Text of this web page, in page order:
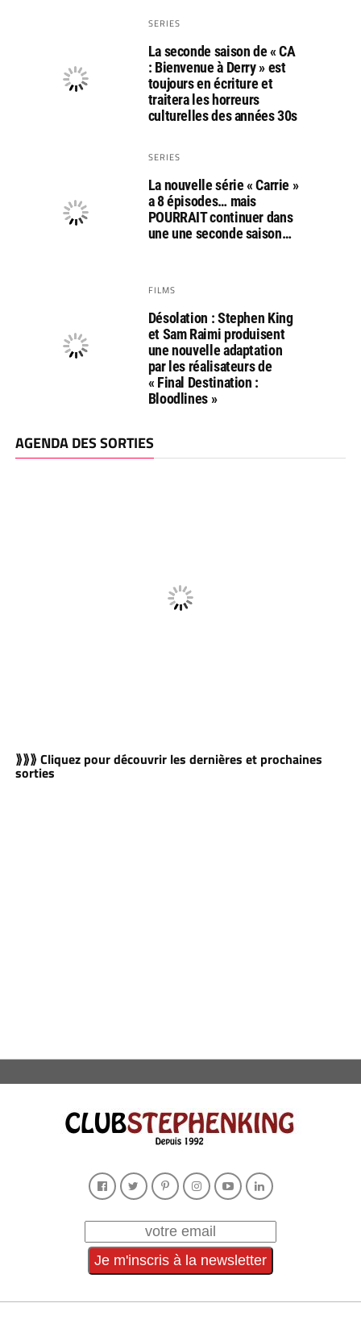
SERIES
La seconde saison de « CA
: Bienvenue à Derry » est
toujours en écriture et
traitera les horreurs
culturelles des années 30s
SERIES
La nouvelle série « Carrie »
a 8 épisodes… mais
POURRAIT continuer dans
une une seconde saison…
FILMS
Désolation : Stephen King
et Sam Raimi produisent
une nouvelle adaptation
par les réalisateurs de
« Final Destination :
Bloodlines »
AGENDA DES SORTIES
⟫⟫⟫ Cliquez pour découvrir les dernières et prochaines
sorties